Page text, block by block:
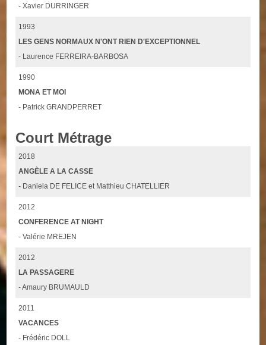
- Xavier DURRINGER
1993
LES GENS NORMAUX N'ONT RIEN D'EXCEPTIONNEL
- Laurence FERREIRA-BARBOSA
1990
MONA ET MOI
- Patrick GRANDPERRET
Court Métrage
2018
ANGÈLE A LA CASSE
- Daniela DE FELICE et Matthieu CHATELLIER
2012
CONFERENCE AT NIGHT
- Valérie MREJEN
2012
LA PASSAGERE
- Amaury BRUMAULD
2011
VACANCES
- Frédéric DOLL